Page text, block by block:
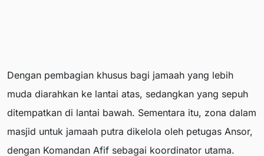
Dengan pembagian khusus bagi jamaah yang lebih
muda diarahkan ke lantai atas, sedangkan yang sepuh
ditempatkan di lantai bawah. Sementara itu, zona dalam
masjid untuk jamaah putra dikelola oleh petugas Ansor,
dengan Komandan Afif sebagai koordinator utama.